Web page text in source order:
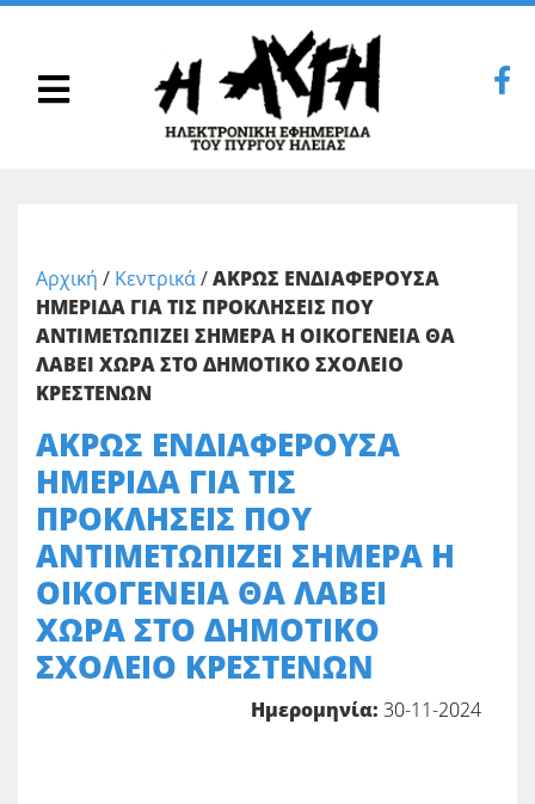
Αρχική / Κεντρικά/ΑΚΡΩΣ ΕΝΔΙΑΦΕΡΟΥΣΑ
ΗΜΕΡΙΔΑ ΓΙΑ ΤΙΣ ΠΡΟΚΛΗΣΕΙΣ ΠΟΥ
ΑΝΤΙΜΕΤΩΠΙΖΕΙ ΣΗΜΕΡΑ Η ΟΙΚΟΓΕΝΕΙΑ ΘΑ
ΛΑΒΕΙ ΧΩΡΑ ΣΤΟ ΔΗΜΟΤΙΚΟ ΣΧΟΛΕΙΟ
ΚΡΕΣΤΕΝΩΝ
ΑΚΡΩΣ ΕΝΔΙΑΦΕΡΟΥΣΑ
ΗΜΕΡΙΔΑ ΓΙΑ ΤΙΣ
ΠΡΟΚΛΗΣΕΙΣ ΠΟΥ
ΑΝΤΙΜΕΤΩΠΙΖΕΙ ΣΗΜΕΡΑ Η
ΟΙΚΟΓΕΝΕΙΑ ΘΑ ΛΑΒΕΙ
ΧΩΡΑ ΣΤΟ ΔΗΜΟΤΙΚΟ
ΣΧΟΛΕΙΟ ΚΡΕΣΤΕΝΩΝ
Ημερομηνία: 30-11-2024